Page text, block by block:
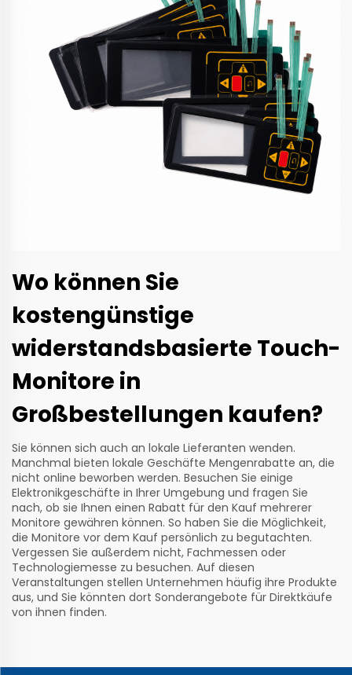
Wo können Sie
kostengünstige
widerstandsbasierte Touch-
Monitore in
Großbestellungen kaufen?
Sie können sich auch an lokale Lieferanten wenden.
Manchmal bieten lokale Geschäfte Mengenrabatte an, die
nicht online beworben werden. Besuchen Sie einige
Elektronikgeschäfte in Ihrer Umgebung und fragen Sie
nach, ob sie Ihnen einen Rabatt für den Kauf mehrerer
Monitore gewähren können. So haben Sie die Möglichkeit,
die Monitore vor dem Kauf persönlich zu begutachten.
Vergessen Sie außerdem nicht, Fachmessen oder
Technologiemesse zu besuchen. Auf diesen
Veranstaltungen stellen Unternehmen häufig ihre Produkte
aus, und Sie könnten dort Sonderangebote für Direktkäufe
von ihnen finden.